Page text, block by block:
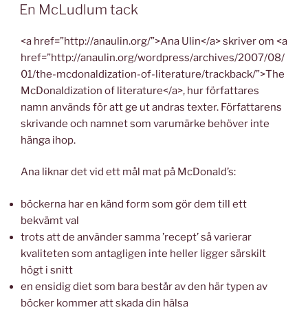
En McLudlum tack
<a href=”http://anaulin.org/”>Ana Ulin</a> skriver om <a
href=”http://anaulin.org/wordpress/archives/2007/08/
01/the-mcdonaldization-of-literature/trackback/”>The
McDonaldization of literature</a>, hur författares
namn används för att ge ut andras texter. Författarens
skrivande och namnet som varumärke behöver inte
hänga ihop.
Ana liknar det vid ett mål mat på McDonald’s:
böckerna har en känd form som gör dem till ett
bekvämt val
trots att de använder samma ’recept’ så varierar
kvaliteten som antagligen inte heller ligger särskilt
högt i snitt
en ensidig diet som bara består av den här typen av
böcker kommer att skada din hälsa